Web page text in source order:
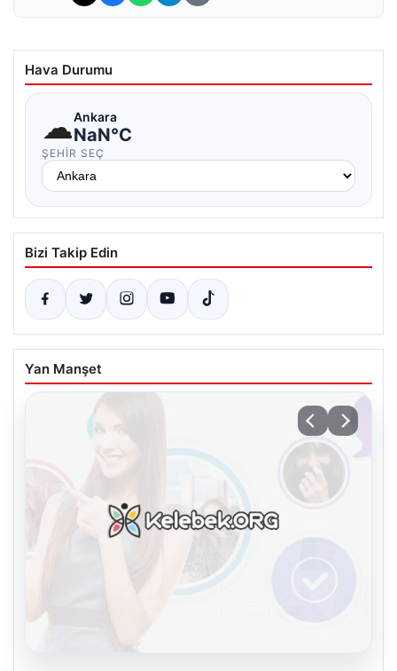
Hava Durumu
☁Ankara
NaN°C
ŞEHIR SEÇ
Bizi Takip Edin
Yan Manşet